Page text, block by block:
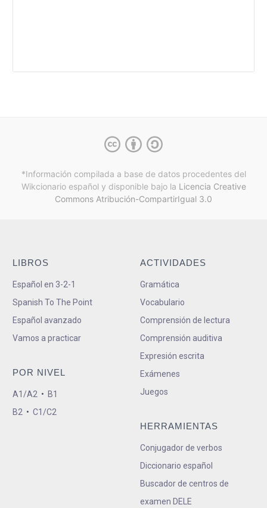
*Información compilada a base de datos procedentes del
Wikcionario español y disponible bajo la Licencia Creative
Commons Atribución-CompartirIgual 3.0
LIBROS
Español en 3-2-1
Spanish To The Point
Español avanzado
Vamos a practicar
POR NIVEL
A1/A2 • B1
B2 • C1/C2
ACTIVIDADES
Gramática
Vocabulario
Comprensión de lectura
Comprensión auditiva
Expresión escrita
Exámenes
Juegos
HERRAMIENTAS
Conjugador de verbos
Diccionario español
Buscador de centros de
examen DELE